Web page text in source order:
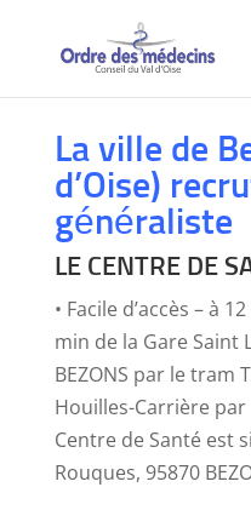
La ville de
d’Oise)
généraliste
LE CENTRE DE
• Facile d’accès – à
min de la Gare Saint
BEZONS par le tram
Houilles-Carrière par
Centre de Santé est
Rouques, 95870